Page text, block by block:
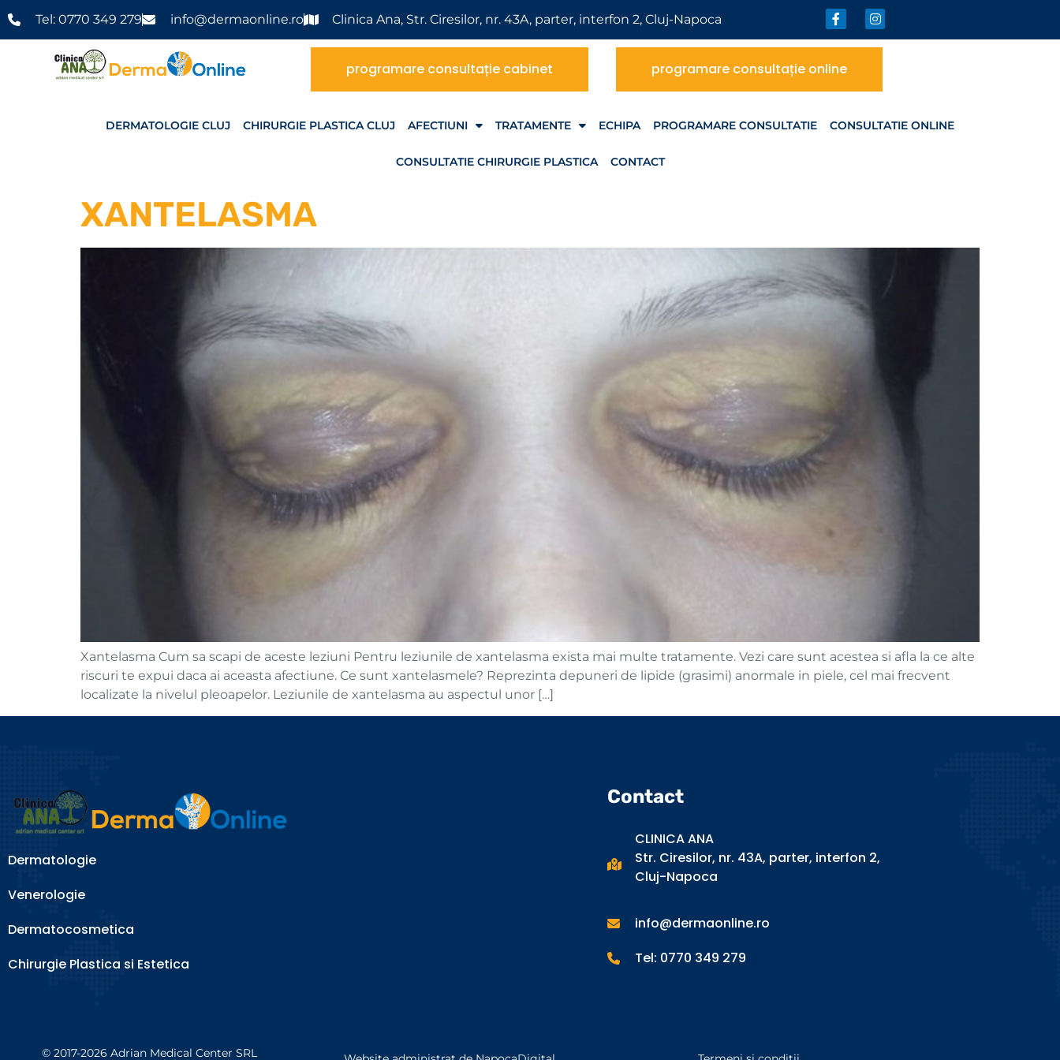
Tel: 0770 349 279 info@dermaonline.ro Clinica Ana, Str. Ciresilor, nr. 43A, parter, interfon 2, Cluj-Napoca
programare consultație cabinet programare consultație online
DERMATOLOGIE CLUJ CHIRURGIE PLASTICA CLUJ AFECTIUNI TRATAMENTE ECHIPA PROGRAMARE CONSULTATIE CONSULTATIE ONLINE
CONSULTATIE CHIRURGIE PLASTICA CONTACT
XANTELASMA
Xantelasma Cum sa scapi de aceste leziuni Pentru leziunile de xantelasma exista mai multe tratamente. Vezi care sunt acestea si afla la ce alte
riscuri te expui daca ai aceasta afectiune. Ce sunt xantelasmele? Reprezinta depuneri de lipide (grasimi) anormale in piele, cel mai frecvent
localizate la nivelul pleoapelor. Leziunile de xantelasma au aspectul unor […]
Dermatologie
Venerologie
Dermatocosmetica
Chirurgie Plastica si Estetica
Contact
CLINICA ANA
Str. Ciresilor, nr. 43A, parter, interfon 2,
Cluj-Napoca
info@dermaonline.ro
Tel: 0770 349 279
© 2017-2026 Adrian Medical Center SRL